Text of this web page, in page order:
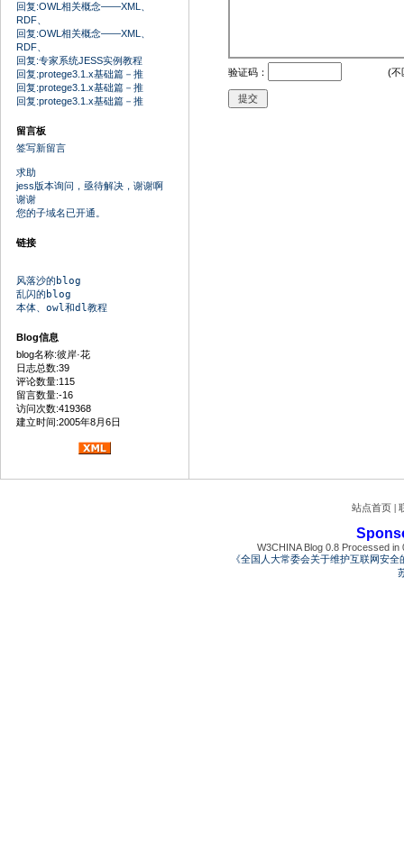
回复:OWL相关概念——XML、
RDF、
回复:OWL相关概念——XML、
RDF、
回复:专家系统JESS实例教程
回复:protege3.1.x基础篇－推
回复:protege3.1.x基础篇－推
回复:protege3.1.x基础篇－推
留言板
签写新留言
求助
jess版本询问，亟待解决，谢谢啊
谢谢
您的子域名已开通。
链接
风落沙的blog
乱闪的blog
本体、owl和dl教程
Blog信息
blog名称:彼岸·花
日志总数:39
评论数量:115
留言数量:-16
访问次数:419368
建立时间:2005年8月6日
验证码： (不
站点首页 |
W3CHINA Blog 0.8 Processed
《全国人大常委会关于维护互联网安全